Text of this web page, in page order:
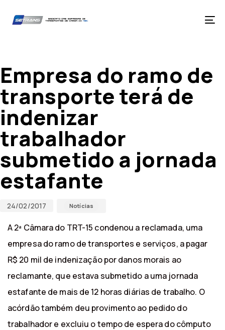
primary
Empresa do ramo de
transporte terá de
indenizar
trabalhador
submetido a jornada
estafante
24/02/2017 Notícias
A 2ª Câmara do TRT-15 condenou a reclamada, uma
empresa do ramo de transportes e serviços, a pagar
R$ 20 mil de indenização por danos morais ao
reclamante, que estava submetido a uma jornada
estafante de mais de 12 horas diárias de trabalho. O
acórdão também deu provimento ao pedido do
trabalhador e excluiu o tempo de espera do cômputo